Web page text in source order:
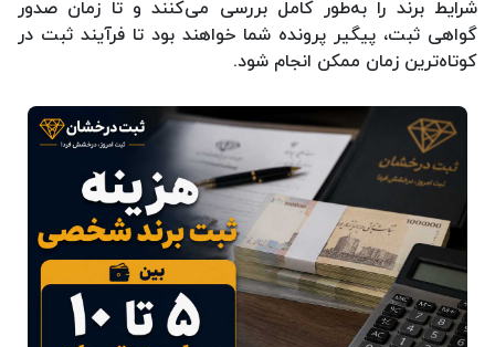
شرایط برند را به‌طور کامل بررسی می‌کنند و تا زمان صدور
گواهی ثبت، پیگیر پرونده شما خواهند بود تا فرآیند ثبت در
کوتاه‌ترین زمان ممکن انجام شود.